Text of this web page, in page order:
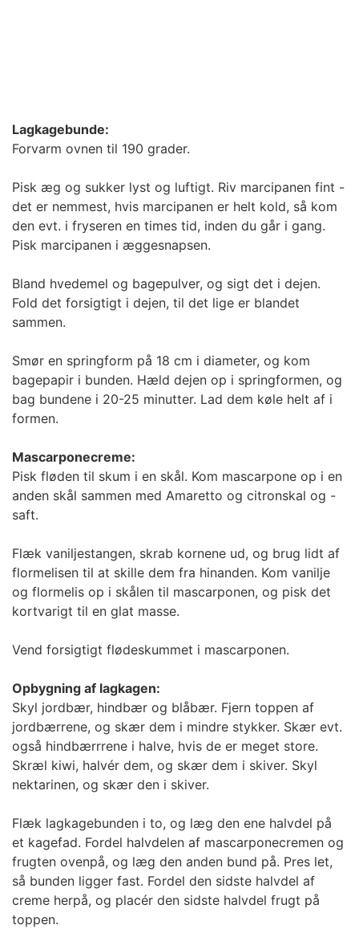
Lagkagebunde:
Forvarm ovnen til 190 grader.
Pisk æg og sukker lyst og luftigt. Riv marcipanen fint -
det er nemmest, hvis marcipanen er helt kold, så kom
den evt. i fryseren en times tid, inden du går i gang.
Pisk marcipanen i æggesnapsen.
Bland hvedemel og bagepulver, og sigt det i dejen.
Fold det forsigtigt i dejen, til det lige er blandet
sammen.
Smør en springform på 18 cm i diameter, og kom
bagepapir i bunden. Hæld dejen op i springformen, og
bag bundene i 20-25 minutter. Lad dem køle helt af i
formen.
Mascarponecreme:
Pisk fløden til skum i en skål. Kom mascarpone op i en
anden skål sammen med Amaretto og citronskal og -
saft.
Flæk vaniljestangen, skrab kornene ud, og brug lidt af
flormelisen til at skille dem fra hinanden. Kom vanilje
og flormelis op i skålen til mascarponen, og pisk det
kortvarigt til en glat masse.
Vend forsigtigt flødeskummet i mascarponen.
Opbygning af lagkagen:
Skyl jordbær, hindbær og blåbær. Fjern toppen af
jordbærrene, og skær dem i mindre stykker. Skær evt.
også hindbærrrene i halve, hvis de er meget store.
Skræl kiwi, halvér dem, og skær dem i skiver. Skyl
nektarinen, og skær den i skiver.
Flæk lagkagebunden i to, og læg den ene halvdel på
et kagefad. Fordel halvdelen af mascarponecremen og
frugten ovenpå, og læg den anden bund på. Pres let,
så bunden ligger fast. Fordel den sidste halvdel af
creme herpå, og placér den sidste halvdel frugt på
toppen.